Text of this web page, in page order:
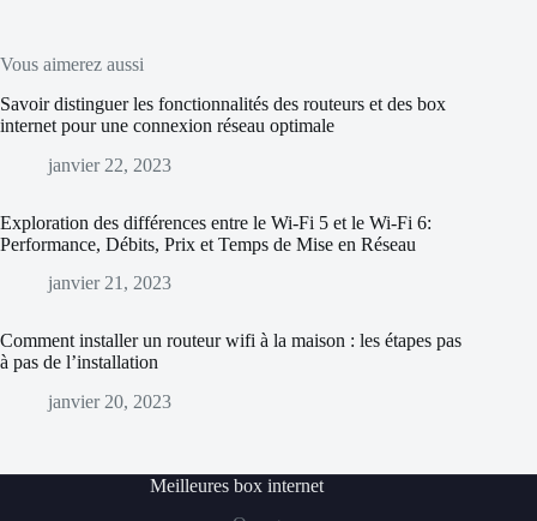
Vous aimerez aussi
Savoir distinguer les fonctionnalités des routeurs et des box
internet pour une connexion réseau optimale
janvier 22, 2023
Exploration des différences entre le Wi-Fi 5 et le Wi-Fi 6:
Performance, Débits, Prix et Temps de Mise en Réseau
janvier 21, 2023
Comment installer un routeur wifi à la maison : les étapes pas
à pas de l’installation
janvier 20, 2023
Meilleures box internet